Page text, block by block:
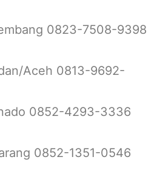
0823-7508-9398
Aceh 0813-9692-
0852-4293-3336
0852-1351-0546